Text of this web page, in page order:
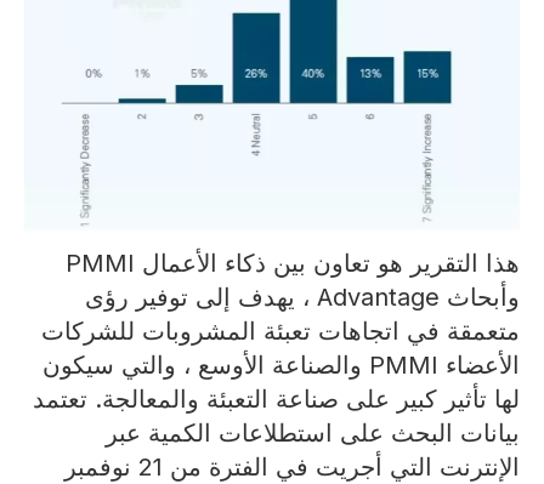
هذا التقرير هو تعاون بين ذكاء الأعمال PMMI
وأبحاث Advantage ، يهدف إلى توفير رؤى
متعمقة في اتجاهات تعبئة المشروبات للشركات
الأعضاء PMMI والصناعة الأوسع ، والتي سيكون
لها تأثير كبير على صناعة التعبئة والمعالجة. تعتمد
بيانات البحث على استطلاعات الكمية عبر
الإنترنت التي أجريت في الفترة من 21 نوفمبر